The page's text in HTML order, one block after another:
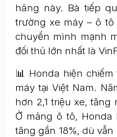
hãng này. Bà tiếp
trường xe máy – ô tô
chuyển mình mạnh
đối thủ lớn nhất là
📊 Honda hiện
máy tại Việt Nam.
hơn 2,1 triệu xe, tăng
Ở mảng ô tô, Honda
tăng gần 18%, dù